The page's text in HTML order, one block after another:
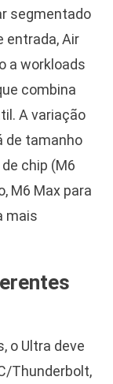
segmentado
entrada, Air
a workloads
combina
A variação
de tamanho
chip (M6
M6 Max para
mais
o Ultra deve
Thunderbolt,